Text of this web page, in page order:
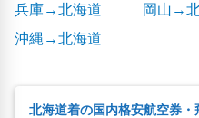
兵庫→北海道
岡山→
沖縄→北海道
北海道着の国内格安航空券